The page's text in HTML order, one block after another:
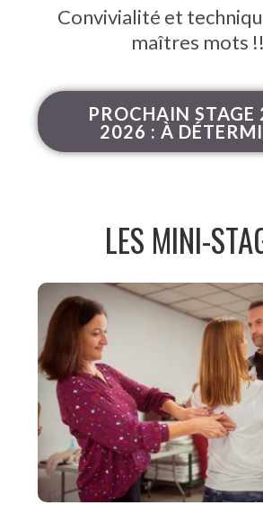
Convivialité et
maîtres mots
PROCHAIN STAGE
2026 : À
LES MINI-